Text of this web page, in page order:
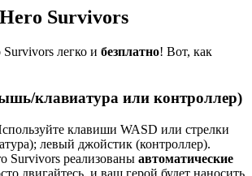
Survivors
легко и безплатно! Вот, как
клавиатура или контроллер)
клавиши WASD или стрелки
левый джойстик (контроллер).
Survivors реализованы автоматические
двигайтесь, и ваш герой будет наносить